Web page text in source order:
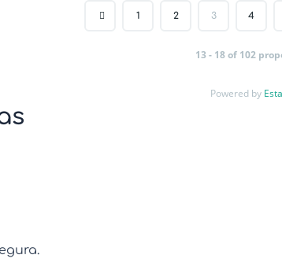
1 2 3 4
13 - 18 of 102
Powered by